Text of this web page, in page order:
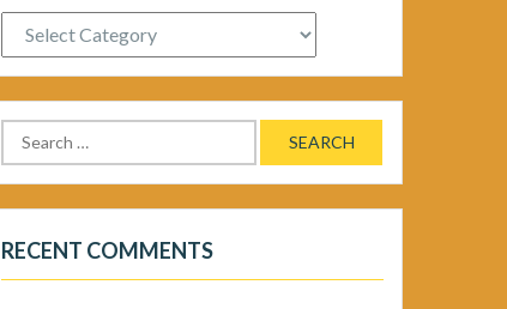
Categories
Search
for:
RECENT COMMENTS